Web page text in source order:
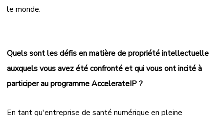
le monde.
Quels sont les défis en matière de propriété intellectuelle
auxquels vous avez été confronté et qui vous ont incité à
participer au programme AccelerateIP ?
En tant qu'entreprise de santé numérique en pleine